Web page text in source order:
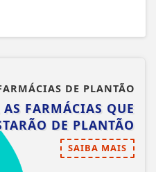
DE PLANTÃO
FARMÁCIAS QUE
DE PLANTÃO
SAIBA MAIS